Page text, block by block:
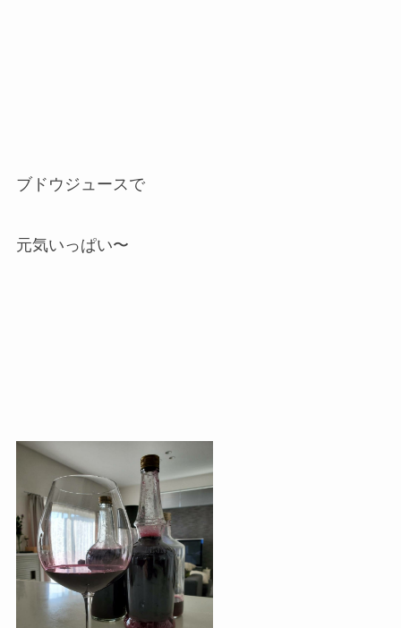
ブドウジュースで
元気いっぱい〜